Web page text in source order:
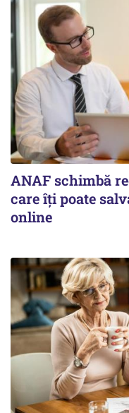
ANAF schimbă
care îți poate
online